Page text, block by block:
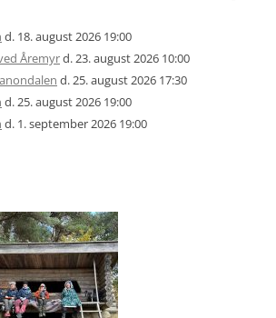
d. 18. august 2026 19:00
Åremyrd. 23. august 2026 10:00
d. 25. august 2026 17:30
d. 25. august 2026 19:00
d. 1. september 2026 19:00